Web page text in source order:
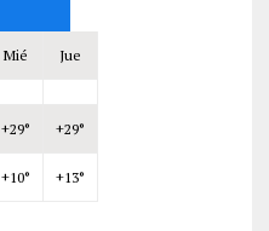
Mié Jue
+29° +29°
+10° +13°